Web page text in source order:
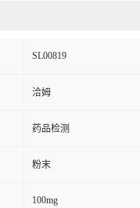
SL00819
洽姆
药品检测
粉末
100mg